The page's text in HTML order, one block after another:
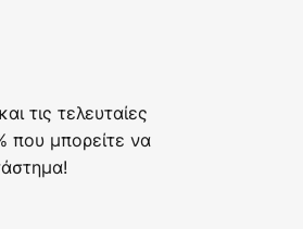
τις τελευταίες
που μπορείτε να